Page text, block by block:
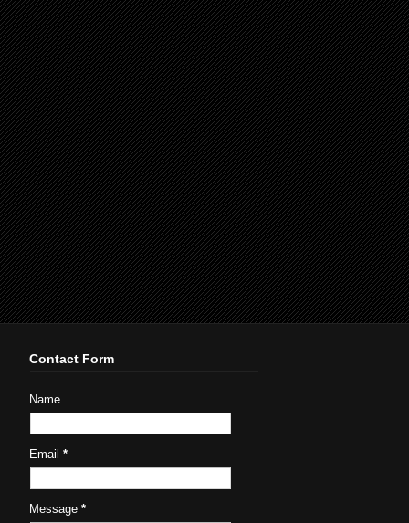
Contact Form
Name
Email*
Message*